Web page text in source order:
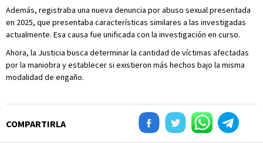
Además, registraba una nueva denuncia por abuso sexual presentada
en 2025, que presentaba características similares a las investigadas
actualmente. Esa causa fue unificada con la investigación en curso.
Ahora, la Justicia busca determinar la cantidad de víctimas afectadas
por la maniobra y establecer si existieron más hechos bajo la misma
modalidad de engaño.
COMPARTIRLA